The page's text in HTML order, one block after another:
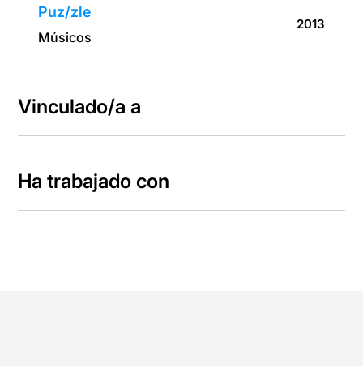
Puz/zle
Músicos
2013
Vinculado/a a
Ha trabajado con